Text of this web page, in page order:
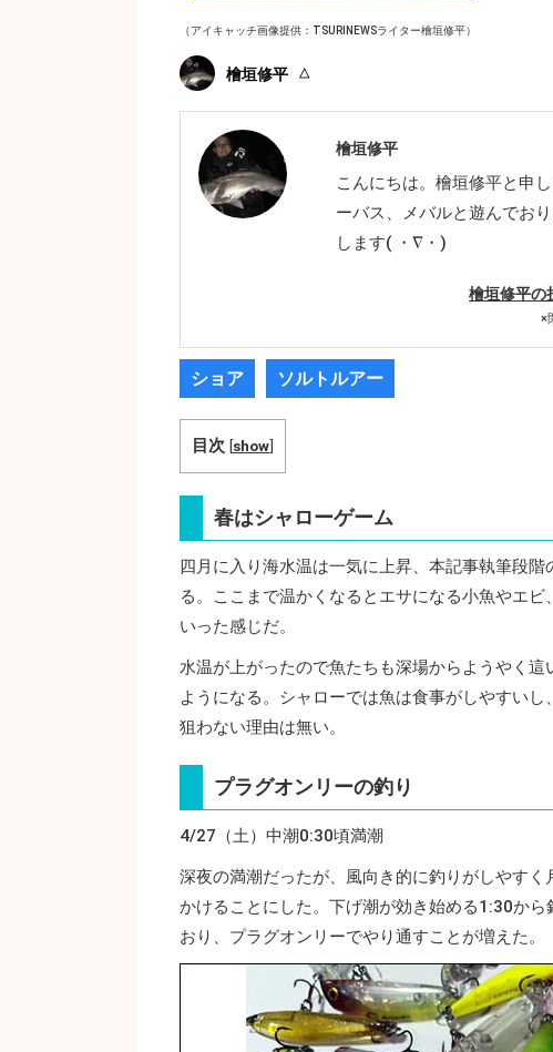
（アイキャッチ画像提供：TSURINEWSライター檜垣修平）
檜垣修平
檜垣修平
こんにちは。檜垣修平と申
ーバス、メバルと遊んでお
します( ・∇・)
檜垣修平の
×
ショア ソルトルアー
目次 [show]
春はシャローゲーム
四月に入り海水温は一気に上昇、本記事執筆段
る。ここまで温かくなるとエサになる小魚やエ
いった感じだ。
水温が上がったので魚たちも深場からようやく
ようになる。シャローでは魚は食事がしやすい
狙わない理由は無い。
プラグオンリーの釣り
4/27（土）中潮0:30頃満潮
深夜の満潮だったが、風向き的に釣りがしやす
かけることにした。下げ潮が効き始める1:30か
おり、プラグオンリーでやり通すことが増えた。